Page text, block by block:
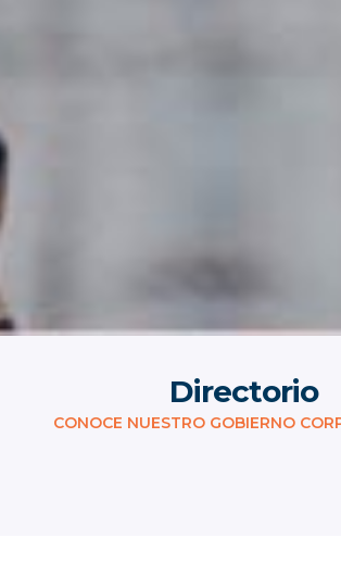
Directorio
CONOCE NUESTRO GOBIERNO